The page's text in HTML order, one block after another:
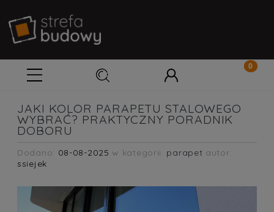
JAKI KOLOR PARAPETU STALOWEGO
WYBRAĆ? PRAKTYCZNY PORADNIK
DOBORU
Dodano: 08-08-2025 w kategorii: parapet autor:
ssiejek